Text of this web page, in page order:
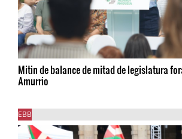
Mitin de balance de mitad de legislatura
Amurrio
EBB